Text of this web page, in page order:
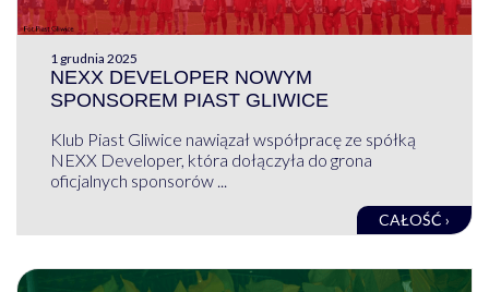
1 grudnia 2025
NEXX DEVELOPER NOWYM
SPONSOREM PIAST GLIWICE
Klub Piast Gliwice nawiązał współpracę ze spółką
NEXX Developer, która dołączyła do grona
oficjalnych sponsorów ...
CAŁOŚĆ ›